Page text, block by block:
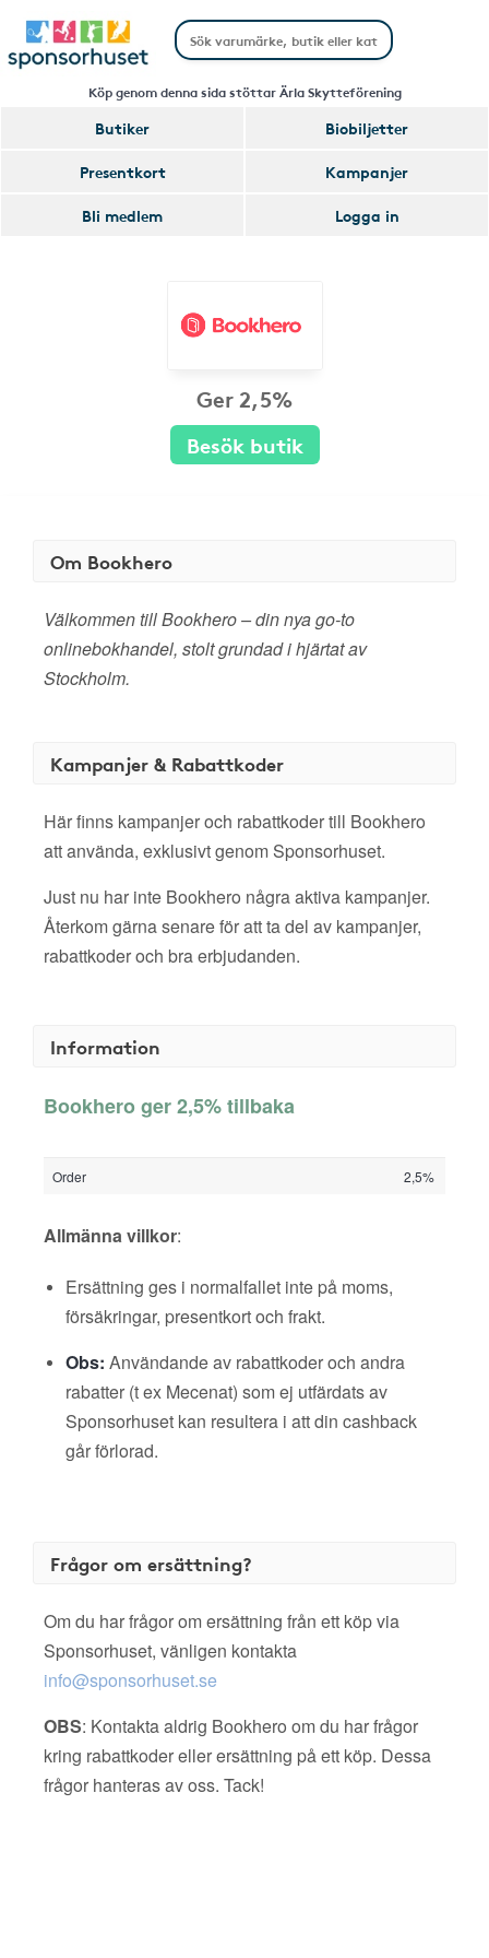
Köp genom denna sida stöttar Ärla Skytteförening
Butiker
Biobiljetter
Presentkort
Kampanjer
Bli medlem
Logga in
Ger 2,5%
Besök butik
Om Bookhero
Välkommen till Bookhero – din nya go-to
onlinebokhandel, stolt grundad i hjärtat av
Stockholm.
Kampanjer & Rabattkoder
Här finns kampanjer och rabattkoder till Bookhero
att använda, exklusivt genom Sponsorhuset.
Just nu har inte Bookhero några aktiva kampanjer.
Återkom gärna senare för att ta del av kampanjer,
rabattkoder och bra erbjudanden.
Information
Bookhero ger 2,5% tillbaka
Order 2,5%
Allmänna villkor:
Ersättning ges i normalfallet inte på moms,
försäkringar, presentkort och frakt.
Obs: Användande av rabattkoder och andra
rabatter (t ex Mecenat) som ej utfärdats av
Sponsorhuset kan resultera i att din cashback
går förlorad.
Frågor om ersättning?
Om du har frågor om ersättning från ett köp via
Sponsorhuset, vänligen kontakta
info@sponsorhuset.se
OBS: Kontakta aldrig Bookhero om du har frågor
kring rabattkoder eller ersättning på ett köp. Dessa
frågor hanteras av oss. Tack!